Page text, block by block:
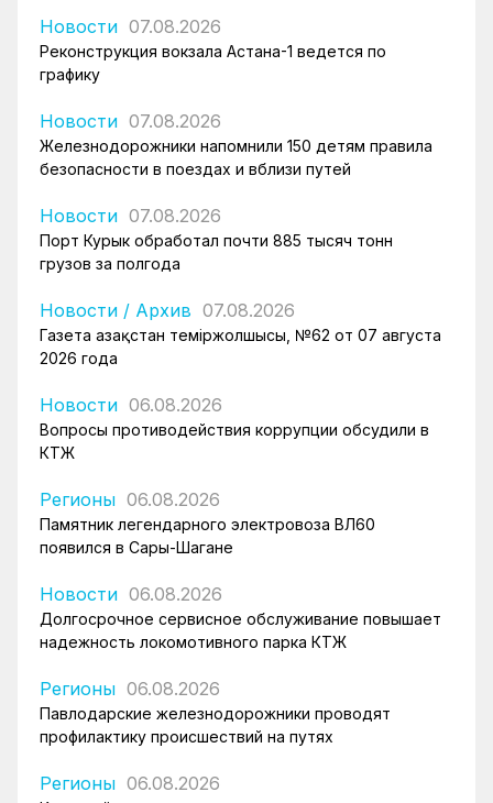
Новости 07.08.2026
Реконструкция вокзала Астана-1 ведется по
графику
Новости 07.08.2026
Железнодорожники напомнили 150 детям правила
безопасности в поездах и вблизи путей
Новости 07.08.2026
Порт Курык обработал почти 885 тысяч тонн
грузов за полгода
Новости / Архив 07.08.2026
Газета Қазақстан теміржолшысы, №62 от 07 августа
2026 года
Новости 06.08.2026
Вопросы противодействия коррупции обсудили в
КТЖ
Регионы 06.08.2026
Памятник легендарного электровоза ВЛ60
появился в Сары-Шагане
Новости 06.08.2026
Долгосрочное сервисное обслуживание повышает
надежность локомотивного парка КТЖ
Регионы 06.08.2026
Павлодарские железнодорожники проводят
профилактику происшествий на путях
Регионы 06.08.2026